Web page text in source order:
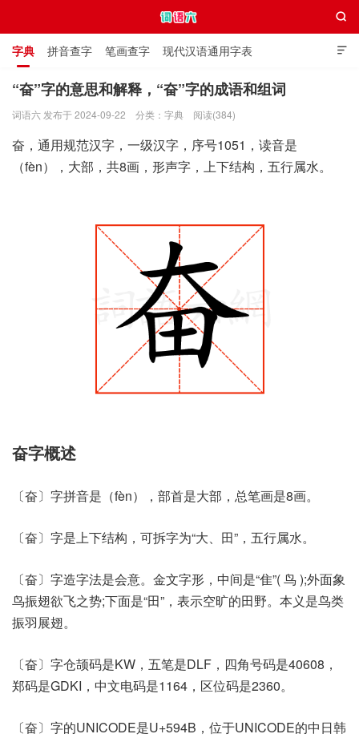

字典 拼音查字 笔画查字 现代汉语通用字表
通用规范汉字表 叠字大全 独体字大全 极简英语词典

“奋”字的意思和解释，“奋”字的成语和组词
词语六 发布于 2024-09-22 分类： 字典 阅读(384)
奋，通用规范汉字，一级汉字，序号1051，读音是
（fèn），大部，共8画，形声字，上下结构，五行属水。
奋字概述
〔奋〕字拼音是（fèn），部首是大部，总笔画是8画。
〔奋〕字是上下结构，可拆字为“大、田”，五行属水。
〔奋〕字造字法是会意。金文字形，中间是“隹”( 鸟 );外面象
鸟振翅欲飞之势;下面是“田”，表示空旷的田野。本义是鸟类
振羽展翅。
〔奋〕字仓颉码是KW，五笔是DLF，四角号码是40608，
郑码是GDKI，中文电码是1164，区位码是2360。
〔奋〕字的UNICODE是U+594B，位于UNICODE的中日韩